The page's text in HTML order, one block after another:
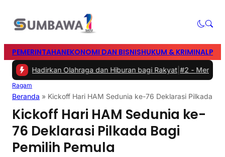
PEMERINTAHANEKONOMI DAN BISNISHUKUM & KRIMINAL
Hadirkan Olahraga dan Hiburan bagi Rakyat|#2 - Memasuki
Ragam
Beranda » Kickoff Hari HAM Sedunia ke-76 Deklarasi Pilkada
Kickoff Hari HAM Sedunia ke-
76 Deklarasi Pilkada Bagi
Pemilih Pemula